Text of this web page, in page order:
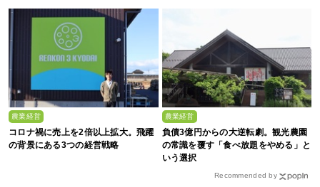
農業経営
コロナ禍に売上を2倍以上拡大。飛躍
の背景にある3つの経営戦略
農業経営
負債3億円からの大逆転劇。観光農園
の常識を覆す「食べ放題をやめる」と
いう選択
Recommended by